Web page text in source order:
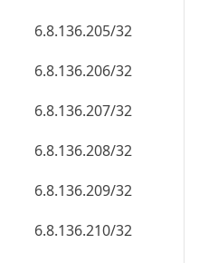
6.8.136.205/32
6.8.136.206/32
6.8.136.207/32
6.8.136.208/32
6.8.136.209/32
6.8.136.210/32